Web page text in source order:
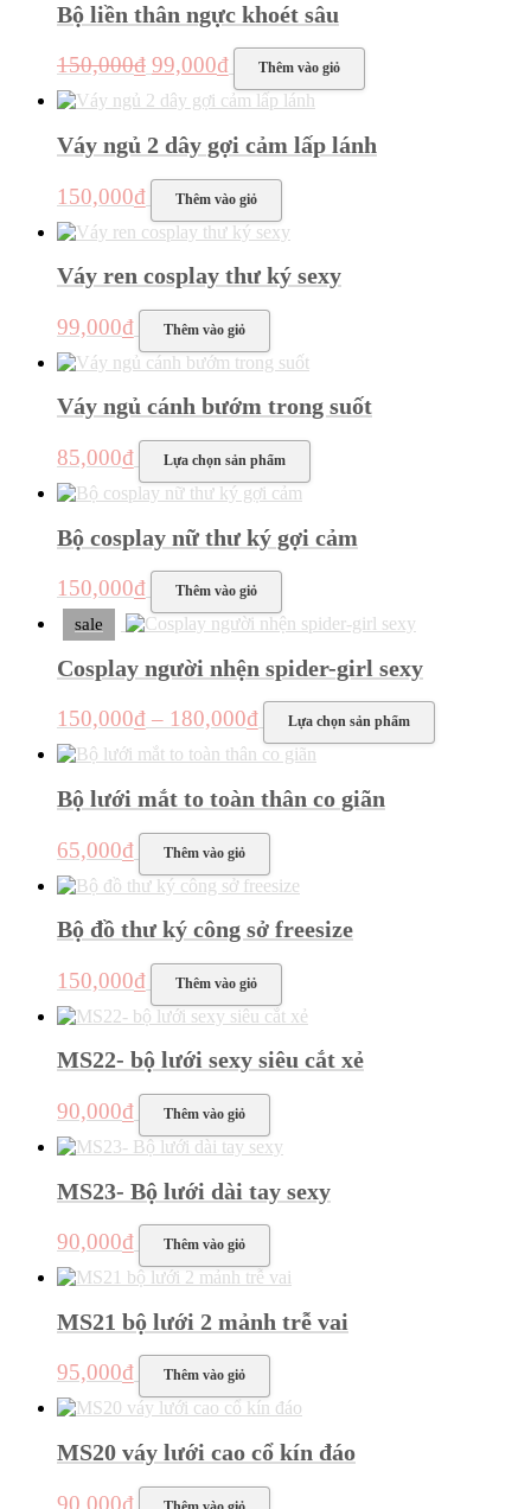
sản
phẩm
Bộ liền thân ngực khoét sâu
150,000₫ Giá
là:
150,000₫.
99,000₫Giá
hiện
tại
là:
99,000₫.
Thêm vào giỏ
Váy ngủ 2 dây gợi cảm lấp lánh
150,000₫ Thêm vào giỏ
Váy ren cosplay thư ký sexy
99,000₫ Thêm vào giỏ
Váy ngủ cánh bướm trong suốt
85,000₫ Lựa chọn sản phẩm
Sản
nhiều
biến
tùy
có
thể
được
chọn
trên
trang
phẩm
Bộ cosplay nữ thư ký gợi cảm
150,000₫ Thêm vào giỏ
sale
Cosplay người nhện spider-girl sexy
150,000₫ – 180,000₫Khoảng
giá:
từ
150,000₫
đến
180,000₫
Lựa chọn sản phẩm
Sản
Bộ lưới mắt to toàn thân co giãn
65,000₫ Thêm vào giỏ
Bộ đồ thư ký công sở freesize
150,000₫ Thêm vào giỏ
MS22- bộ lưới sexy siêu cắt xẻ
90,000₫ Thêm vào giỏ
MS23- Bộ lưới dài tay sexy
90,000₫ Thêm vào giỏ
MS21 bộ lưới 2 mảnh trễ vai
95,000₫ Thêm vào giỏ
MS20 váy lưới cao cổ kín đáo
90,000₫